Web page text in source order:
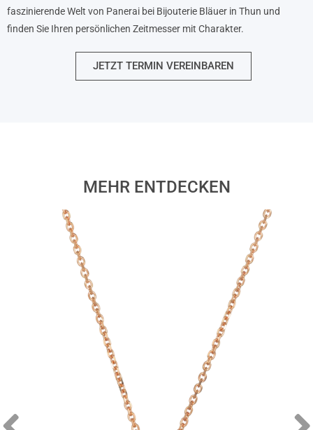
faszinierende Welt von Panerai bei Bijouterie Bläuer in Thun und
finden Sie Ihren persönlichen Zeitmesser mit Charakter.
JETZT TERMIN VEREINBAREN
MEHR ENTDECKEN